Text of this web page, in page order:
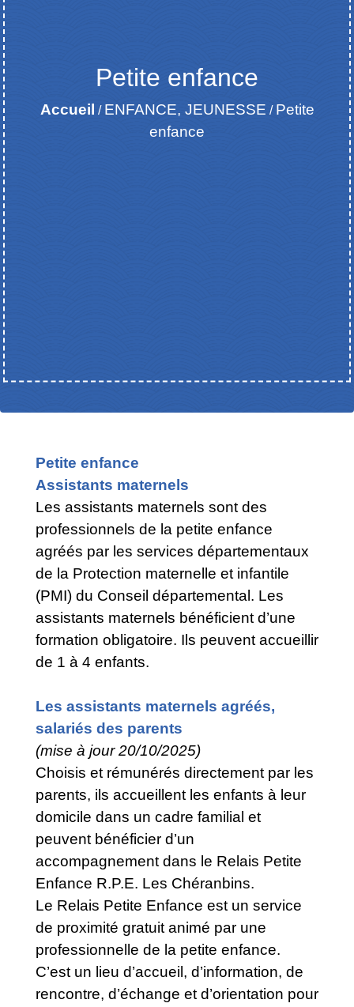
Petite enfance
Accueil / ENFANCE, JEUNESSE / Petite
enfance
Petite enfance
​​​​​​​Assistants maternels
Les assistants maternels sont des
professionnels de la petite enfance
agréés par les services départementaux
de la Protection maternelle et infantile
(PMI) du Conseil départemental. Les
assistants maternels bénéficient d’une
formation obligatoire. Ils peuvent accueillir
de 1 à 4 enfants.
Les assistants maternels agréés,
salariés des parents
(mise à jour 20/10/2025)
Choisis et rémunérés directement par les
parents, ils accueillent les enfants à leur
domicile dans un cadre familial et
peuvent bénéficier d’un
accompagnement dans le Relais Petite
Enfance R.P.E. Les Chéranbins.
Le Relais Petite Enfance est un service
de proximité gratuit animé par une
professionnelle de la petite enfance.
C’est un lieu d’accueil, d’information, de
rencontre, d’échange et d’orientation pour